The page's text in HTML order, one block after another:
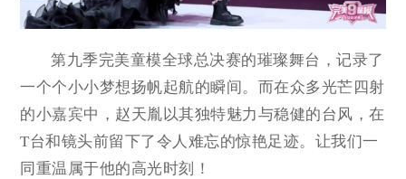
第九季完美童模全球总决赛的璀璨舞台，记录了
一个个小小梦想扬帆起航的瞬间。而在众多光芒四射
的小嘉宾中，赵天胤以其独特魅力与稳健的台风，在
T台和镜头前留下了令人难忘的惊艳足迹。让我们一
同重温属于他的高光时刻！